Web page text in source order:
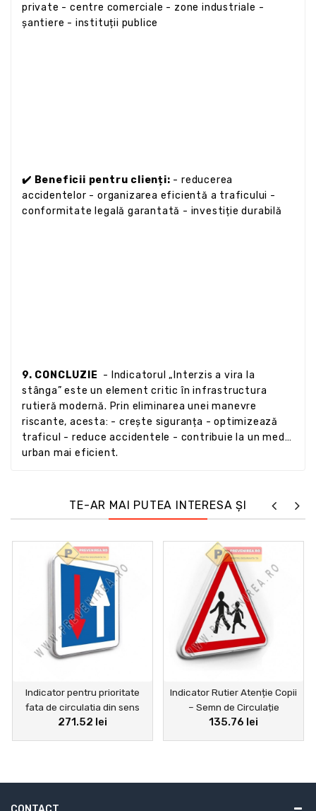
private - centre comerciale - zone industriale -
șantiere - instituții publice
✔️ Beneficii pentru clienți: - reducerea
accidentelor - organizarea eficientă a traficului -
conformitate legală garantată - investiție durabilă
9. CONCLUZIE - Indicatorul „Interzis a vira la
stânga” este un element critic în infrastructura
rutieră modernă. Prin eliminarea unei manevre
riscante, acesta: - crește siguranța - optimizează
traficul - reduce accidentele - contribuie la un mediu
urban mai eficient.
TE-AR MAI PUTEA INTERESA ȘI
Indicator pentru prioritate
fata de circulatia din sens
invers
271.52 lei
Indicator Rutier Atenție Copii
– Semn de Circulație
Reflectorizant pentru
135.76 lei